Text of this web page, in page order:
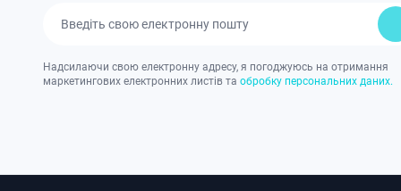
Надсилаючи свою електронну адресу, я погоджуюсь на отримання
маркетингових електронних листів та обробку персональних даних.